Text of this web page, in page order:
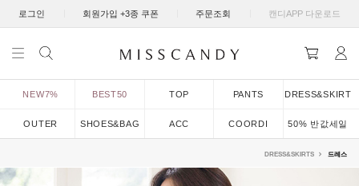
로그인 회원가입 +3종 쿠폰 주문조회 캔디APP 다운로드
NEW7% BEST50 TOP PANTS DRESS&SKIRT
OUTER SHOES&BAG ACC COORDI 50% 반값세일
DRESS&SKIRTS 드레스